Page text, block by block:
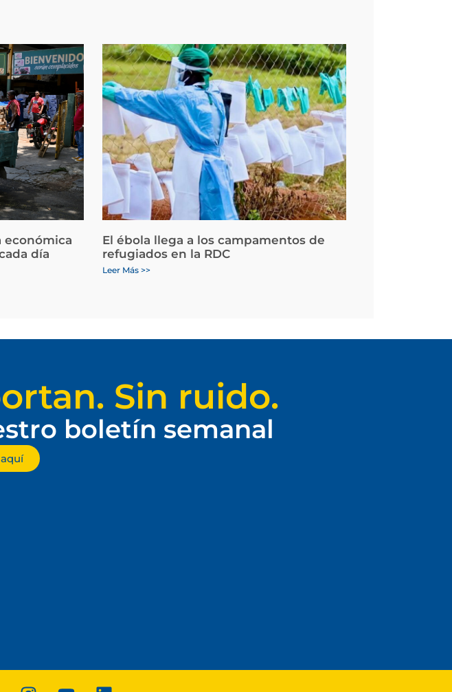
económica
día
El ébola llega a los campamentos de
refugiados en la RDC
Leer Más >>
Sin ruido.
boletín semanal